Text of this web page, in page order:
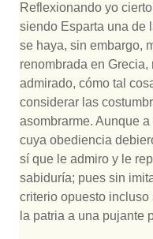
Reflexionando yo
siendo Esparta una de
se haya, sin embargo,
renombrada en
admirado, cómo tal
considerar las
asombrarme. Aunque
cuya obediencia
sí que le admiro y le
sabiduría; pues sin
criterio opuesto
la patria a una pujante